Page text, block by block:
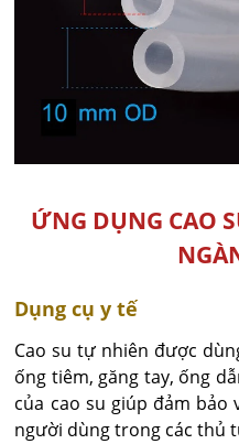
ỨNG DỤNG CAO
Dụng cụ y tế
Cao su tự nhiên được
ống tiêm, găng tay, ống
của cao su giúp đảm bảo
người dùng trong các thủ